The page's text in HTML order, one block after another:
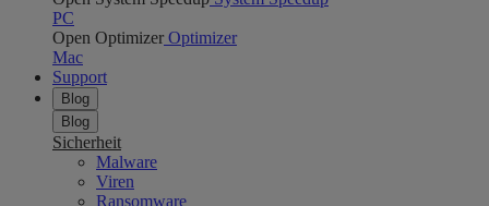
PC
Open Optimizer Optimizer
Mac
Support
Blog
Blog
Sicherheit
Malware
Viren
Ransomware